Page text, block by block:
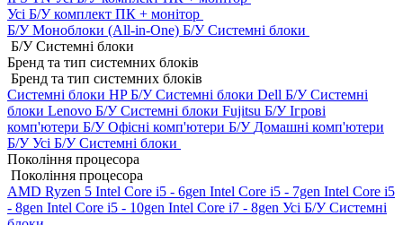
Усі Б/У комплект ПК + монітор
Б/У Моноблоки (All-in-One) Б/У Системні блоки
Б/У Системні блоки
Бренд та тип системних блоків
Бренд та тип системних блоків
Системні блоки HP Б/УСистемні блоки Dell Б/УСистемні
блоки Lenovo Б/УСистемні блоки Fujitsu Б/УІгрові
комп'ютери Б/УОфісні комп'ютери Б/У Домашні комп'ютери
Б/УУсі Б/У Системні блоки
Покоління процесора
Покоління процесора
AMD Ryzen 5 Intel Core i5 - 6gen Intel Core i5 - 7gen Intel Core i5
- 8gen Intel Core i5 - 10gen Intel Core i7 - 8gen Усі Б/У Системні